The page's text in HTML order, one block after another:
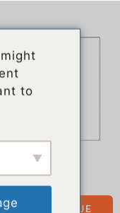
BOUTIQUE
to